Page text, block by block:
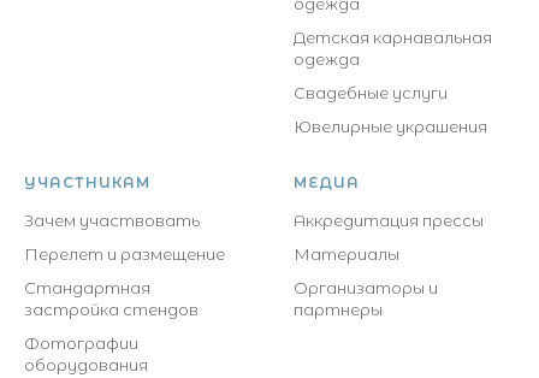
одежда
Детская карнавальная
одежда
Свадебные услуги
Ювелирные украшения
УЧАСТНИКАМ
Зачем участвовать
Перелет и размещение
Стандартная
застройка стендов
Фотографии
оборудования
МЕДИА
Аккредитация прессы
Материалы
Организаторы и
партнеры